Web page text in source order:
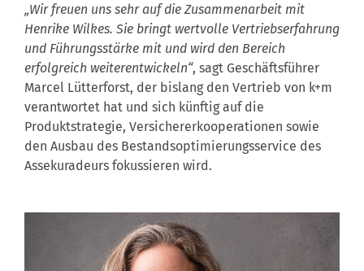
„Wir freuen uns sehr auf die Zusammenarbeit mit
Henrike Wilkes. Sie bringt wertvolle Vertriebserfahrung
und Führungsstärke mit und wird den Bereich
erfolgreich weiterentwickeln“, sagt Geschäftsführer
Marcel Lütterforst, der bislang den Vertrieb von k+m
verantwortet hat und sich künftig auf die
Produktstrategie, Versichererkooperationen sowie
den Ausbau des Bestandsoptimierungsservice des
Assekuradeurs fokussieren wird.